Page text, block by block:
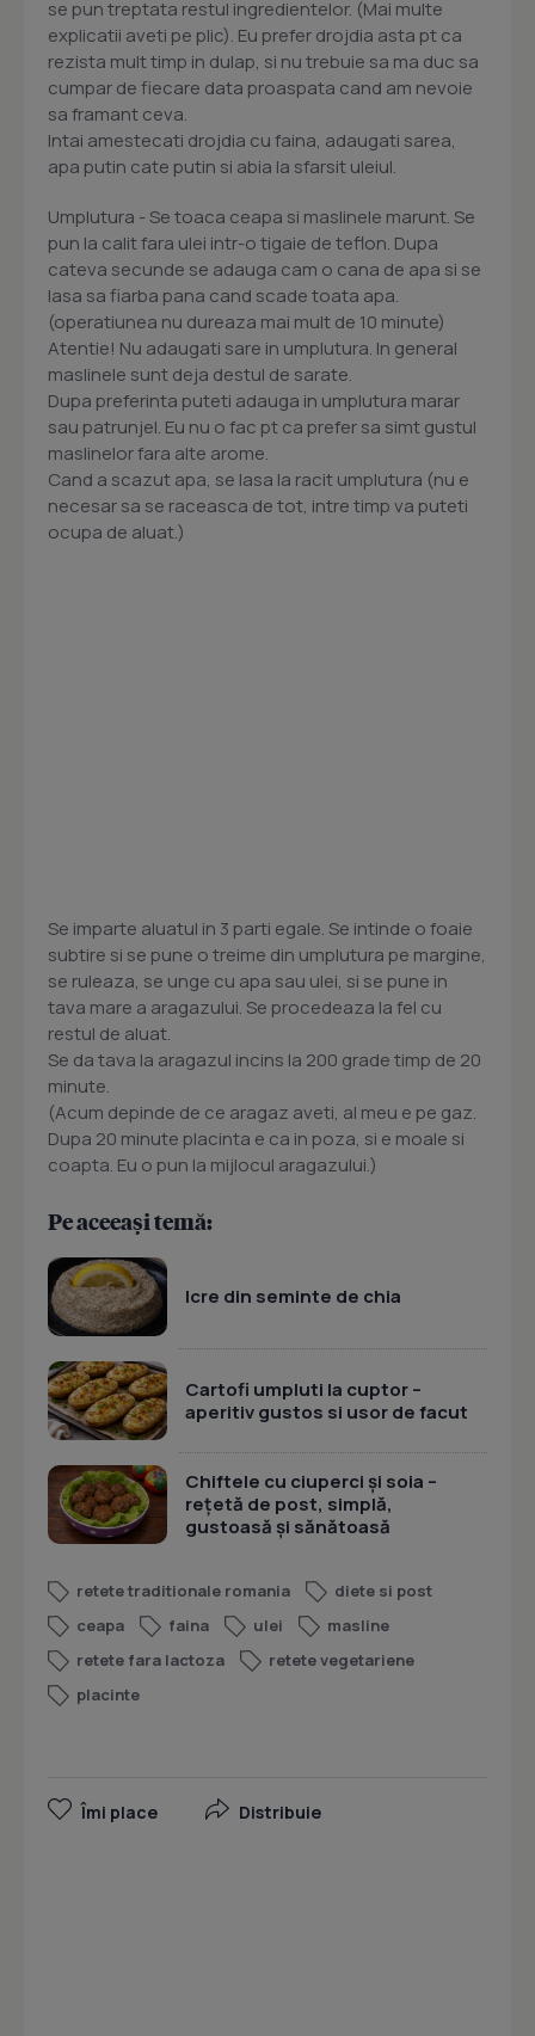
se pun treptata restul ingredientelor. (Mai multe
explicatii aveti pe plic). Eu prefer drojdia asta pt ca
rezista mult timp in dulap, si nu trebuie sa ma duc sa
cumpar de fiecare data proaspata cand am nevoie
sa framant ceva.
Intai amestecati drojdia cu faina, adaugati sarea,
apa putin cate putin si abia la sfarsit uleiul.
Umplutura - Se toaca ceapa si maslinele marunt. Se
pun la calit fara ulei intr-o tigaie de teflon. Dupa
cateva secunde se adauga cam o cana de apa si se
lasa sa fiarba pana cand scade toata apa.
(operatiunea nu dureaza mai mult de 10 minute)
Atentie! Nu adaugati sare in umplutura. In general
maslinele sunt deja destul de sarate.
Dupa preferinta puteti adauga in umplutura marar
sau patrunjel. Eu nu o fac pt ca prefer sa simt gustul
maslinelor fara alte arome.
Cand a scazut apa, se lasa la racit umplutura (nu e
necesar sa se raceasca de tot, intre timp va puteti
ocupa de aluat.)
Se imparte aluatul in 3 parti egale. Se intinde o foaie
subtire si se pune o treime din umplutura pe margine,
se ruleaza, se unge cu apa sau ulei, si se pune in
tava mare a aragazului. Se procedeaza la fel cu
restul de aluat.
Se da tava la aragazul incins la 200 grade timp de 20
minute.
(Acum depinde de ce aragaz aveti, al meu e pe gaz.
Dupa 20 minute placinta e ca in poza, si e moale si
coapta. Eu o pun la mijlocul aragazului.)
Pe aceeași temă:
Icre din seminte de chia
Cartofi umpluti la cuptor –
aperitiv gustos si usor de facut
Chiftele cu ciuperci și soia –
rețetă de post, simplă,
gustoasă și sănătoasă
retete traditionale romania
diete si post
ceapa
faina ulei
masline
retete fara lactoza
retete vegetariene
placinte
Îmi place Distribuie